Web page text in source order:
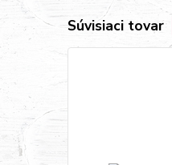
Súvisiaci tovar